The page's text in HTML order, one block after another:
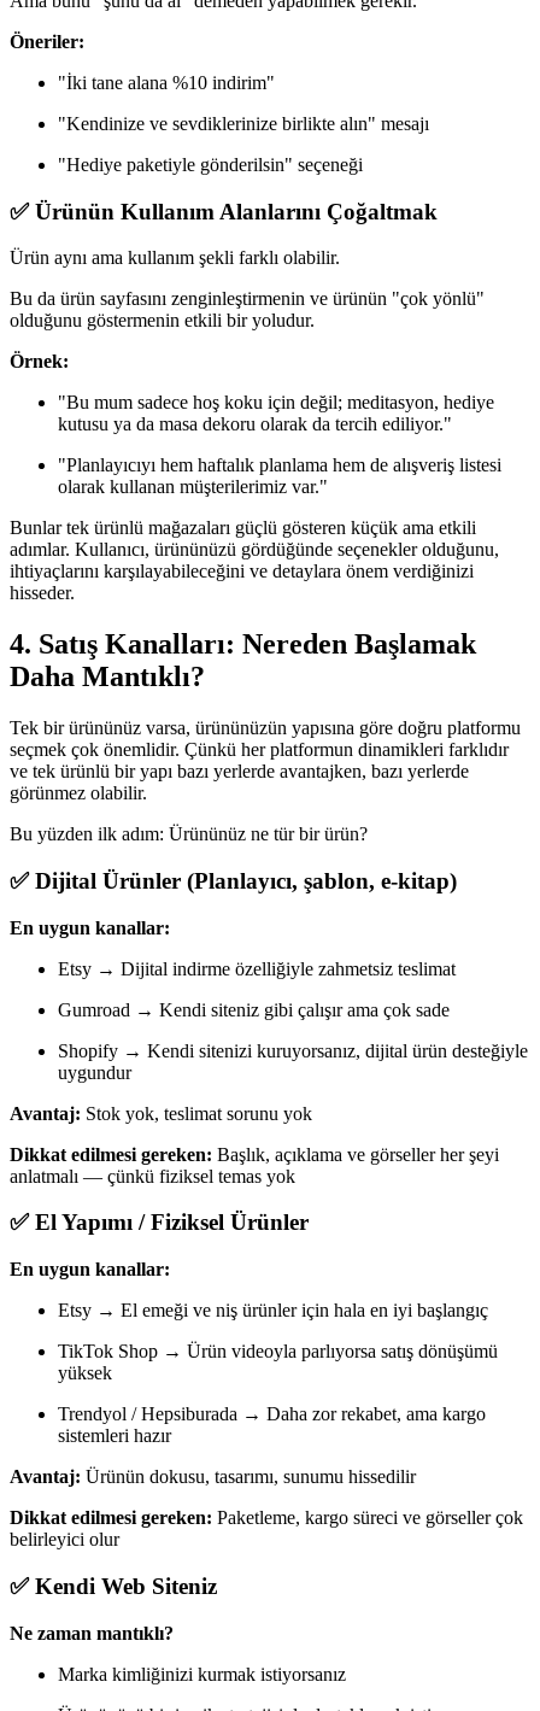
Öneriler:
"İki tane alana %10 indirim"
"Kendinize ve sevdiklerinize birlikte alın" mesajı
"Hediye paketiyle gönderilsin" seçeneği
✅ Ürünün Kullanım Alanlarını Çoğaltmak
Ürün aynı ama kullanım şekli farklı olabilir.
Bu da ürün sayfasını zenginleştirmenin ve ürünün "çok yönlü"
olduğunu göstermenin etkili bir yoludur.
Örnek:
"Bu mum sadece hoş koku için değil; meditasyon, hediye
kutusu ya da masa dekoru olarak da tercih ediliyor."
"Planlayıcıyı hem haftalık planlama hem de alışveriş listesi
olarak kullanan müşterilerimiz var."
Bunlar tek ürünlü mağazaları güçlü gösteren küçük ama etkili
adımlar. Kullanıcı, ürününüzü gördüğünde seçenekler olduğunu,
ihtiyaçlarını karşılayabileceğini ve detaylara önem verdiğinizi
hisseder.
4. Satış Kanalları: Nereden Başlamak
Daha Mantıklı?
Tek bir ürününüz varsa, ürününüzün yapısına göre doğru platformu
seçmek çok önemlidir. Çünkü her platformun dinamikleri farklıdır
ve tek ürünlü bir yapı bazı yerlerde avantajken, bazı yerlerde
görünmez olabilir.
Bu yüzden ilk adım: Ürününüz ne tür bir ürün?
✅ Dijital Ürünler (Planlayıcı, şablon, e-kitap)
En uygun kanallar:
Etsy → Dijital indirme özelliğiyle zahmetsiz teslimat
Gumroad → Kendi siteniz gibi çalışır ama çok sade
Shopify → Kendi sitenizi kuruyorsanız, dijital ürün desteğiyle
uygundur
Avantaj: Stok yok, teslimat sorunu yok
Dikkat edilmesi gereken: Başlık, açıklama ve görseller her şeyi
anlatmalı — çünkü fiziksel temas yok
✅ El Yapımı / Fiziksel Ürünler
En uygun kanallar:
Etsy → El emeği ve niş ürünler için hala en iyi başlangıç
TikTok Shop → Ürün videoyla parlıyorsa satış dönüşümü
yüksek
Trendyol / Hepsiburada → Daha zor rekabet, ama kargo
sistemleri hazır
Avantaj: Ürünün dokusu, tasarımı, sunumu hissedilir
Dikkat edilmesi gereken: Paketleme, kargo süreci ve görseller çok
belirleyici olur
✅ Kendi Web Siteniz
Ne zaman mantıklı?
Marka kimliğinizi kurmak istiyorsanız